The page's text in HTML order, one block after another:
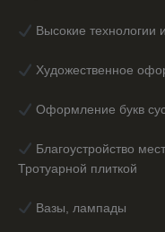
Высокие технологии
Художественное
Оформление букв
Благоустройство
Тротуарной плиткой
Вазы, лампады